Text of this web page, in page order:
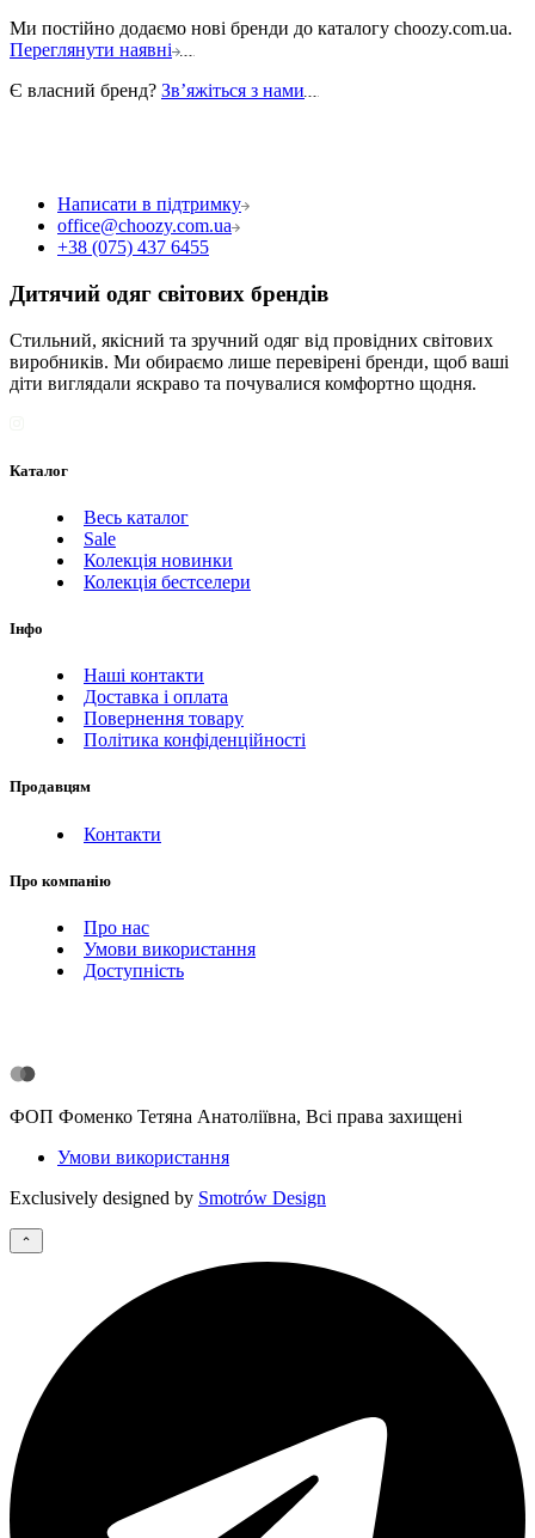
Ми постійно додаємо нові бренди до каталогу choozy.com.ua.
Переглянути наявні
Є власний бренд? Звʼяжіться з нами
Написати в підтримку
office@choozy.com.ua
+38 (075) 437 6455
Дитячий одяг світових брендів
Стильний, якісний та зручний одяг від провідних світових
виробників. Ми обираємо лише перевірені бренди, щоб ваші
діти виглядали яскраво та почувалися комфортно щодня.
Каталог
Весь каталог
Sale
Колекція новинки
Колекція бестселери
Інфо
Наші контакти
Доставка і оплата
Повернення товару
Політика конфіденційності
Продавцям
Контакти
Про компанію
Про нас
Умови використання
Доступність
ФОП Фоменко Тетяна Анатоліївна, Всі права захищені
Умови використання
Exclusively designed by Smotrów Design